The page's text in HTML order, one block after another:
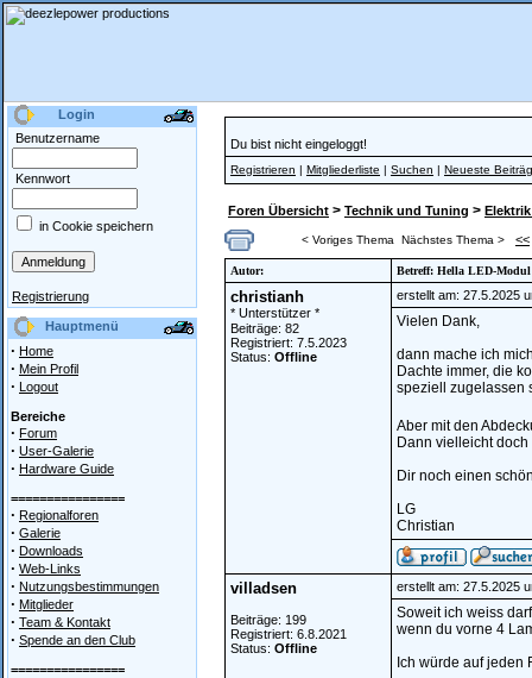
Login
Benutzername
Kennwort
in Cookie speichern
Registrierung
Hauptmenü
· Home
· Mein Profil
· Logout
Bereiche
· Forum
· User-Galerie
· Hardware Guide
================
· Regionalforen
· Galerie
· Downloads
· Web-Links
· Nutzungsbestimmungen
· Mitglieder
· Team & Kontakt
· Spende an den Club
================
Du bist nicht eingeloggt!
Registrieren | Mitgliederliste | Suchen | Neueste
Foren Übersicht > Technik und Tuning >
< Voriges Thema Nächstes Thema > <<
Autor: Betreff: Hella LED-
christianh
* Unterstützer *
Beiträge: 82
Registriert: 7.5.2023
Status: Offline
erstellt am: 27.5.2025
Vielen Dank,
dann mache ich
Dachte immer, die
speziell zugelassen
Aber mit den
Dann vielleicht
Dir noch einen
LG
Christian
villadsen
Beiträge: 199
Registriert: 6.8.2021
Status: Offline
erstellt am: 27.5.2025
Soweit ich weiss
wenn du vorne 4
Ich würde auf jeden